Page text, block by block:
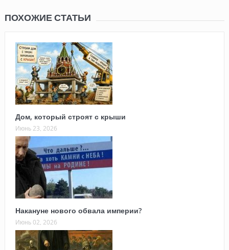
ПОХОЖИЕ СТАТЬИ
Дом, который строят с крыши
Июнь 23, 2026
Накануне нового обвала империи?
Июнь 02, 2026